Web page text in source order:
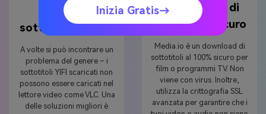
Hardcode
sottotitoli al film
A volte si può incontrare un
problema del genere – i
sottotitoli YIFI scaricati non
possono essere caricati nel
lettore video come VLC. Una
delle soluzioni migliori è
Downloader di
sottotitoli sicuro
Media.io è un download di
sottotitoli al 100% sicuro per
film o programmi TV. Non
viene con virus. Inoltre,
utilizza la crittografia SSL
avanzata per garantire che i
Inizia Gratis→